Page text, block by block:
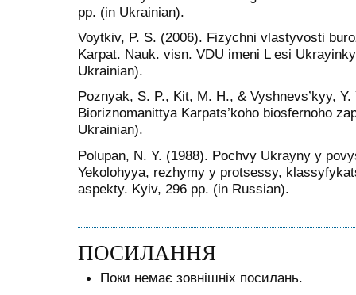
pp. (in Ukrainian).
Voytkiv, P. S. (2006). Fizychni vlastyvosti
Karpat. Nauk. visn. VDU imeni L esi
Ukrainian).
Poznyak, S. P., Kit, M. H., & Vyshnevs’kyy,
Bioriznomanittya Karpats’koho biosfernoho
Ukrainian).
Polupan, N. Y. (1988). Pochvy Ukrayny y
Yekolohyya, rezhymy y protsessy,
aspekty. Kyiv, 296 pp. (in Russian).
ПОСИЛАННЯ
Поки немає зовнішніх посилань.